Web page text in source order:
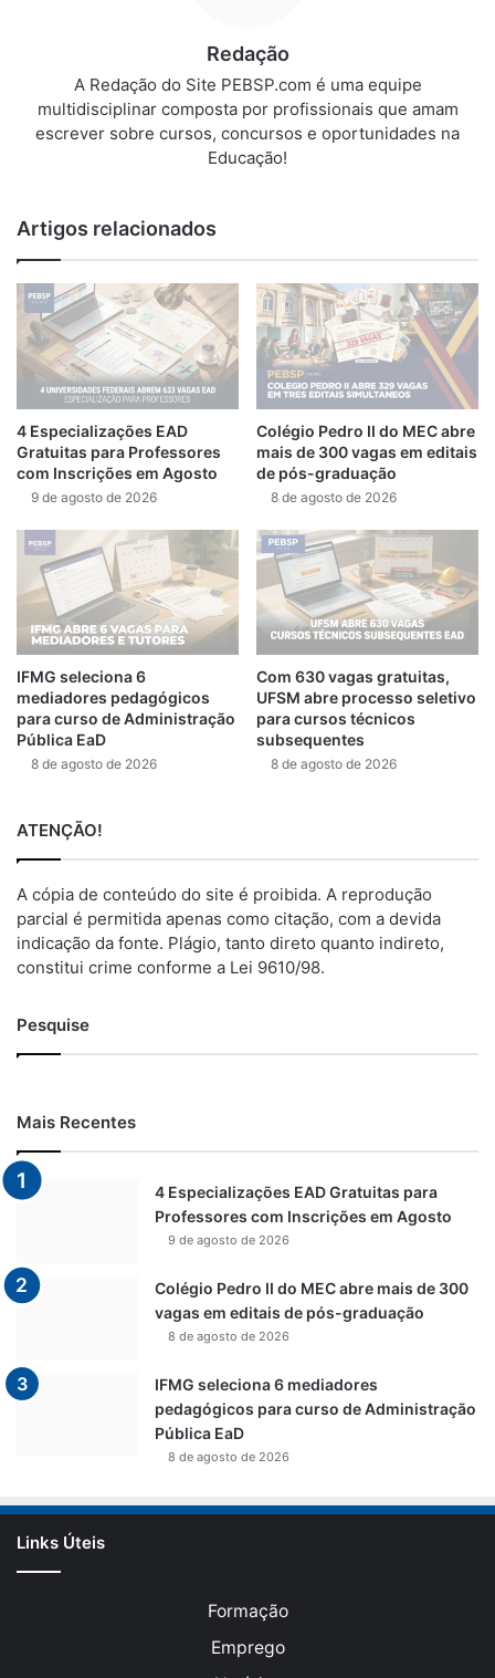
Redação
A Redação do Site PEBSP.com é uma equipe
multidisciplinar composta por profissionais que amam
escrever sobre cursos, concursos e oportunidades na
Educação!
Artigos relacionados
4 Especializações EAD
Gratuitas para Professores
com Inscrições em Agosto
9 de agosto de 2026
Colégio Pedro II do MEC abre
mais de 300 vagas em editais
de pós-graduação
8 de agosto de 2026
IFMG seleciona 6
mediadores pedagógicos
para curso de Administração
Pública EaD
8 de agosto de 2026
Com 630 vagas gratuitas,
UFSM abre processo seletivo
para cursos técnicos
subsequentes
8 de agosto de 2026
ATENÇÃO!
A cópia de conteúdo do site é proibida. A reprodução
parcial é permitida apenas como citação, com a devida
indicação da fonte. Plágio, tanto direto quanto indireto,
constitui crime conforme a Lei 9610/98.
Pesquise
Mais Recentes
4 Especializações EAD Gratuitas para
Professores com Inscrições em Agosto
9 de agosto de 2026
Colégio Pedro II do MEC abre mais de 300
vagas em editais de pós-graduação
8 de agosto de 2026
IFMG seleciona 6 mediadores
pedagógicos para curso de Administração
Pública EaD
8 de agosto de 2026
Links Úteis
Formação
Emprego